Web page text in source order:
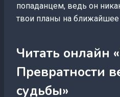
попаданцем, ведь он
твои планы на
Читать онлайн
Превратности
судьбы»